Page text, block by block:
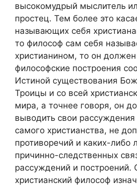
высокомудрый мыслитель
простец. Тем более это
называющих себя
то философ сам себя
христианином, то он должен
философские построения
Истиной существования
Троицы и со всей
мира, а точнее говоря, он
выводить свои рассуждения
самого христианства, не
противоречий и каких-либо
причинно-следственных
рассуждений и построений.
христианский философ